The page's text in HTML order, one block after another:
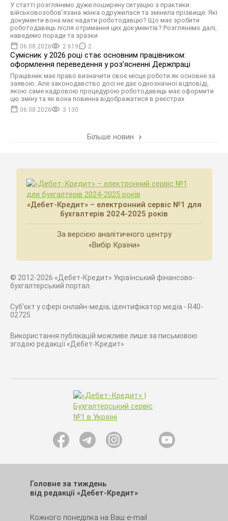
У статті розглянемо дуже поширену ситуацію з практики:
військовозобов’язана жінка одружилася та змінила прізвище. Які
документи вона має надати роботодавцю? Що має зробити
роботодавець після отримання цих документів? Розглянемо далі,
наведемо поради та зразки
06.08.2026 2 619 2
Сумісник у 2026 році стає основним працівником:
оформлення переведення у розʼясненні Держпраці
Працівник має право визначити своє місце роботи як основне за
заявою. Але законодавство досі не дає однозначної відповіді,
якою саме кадровою процедурою роботодавець має оформити
цю зміну та як вона повинна відображатися в реєстрах
06.08.2026 3 130
Більше новин
«Дебет-Кредит» – електронний сервіс №1 для
бухгалтерів 2024-2025 років
За версією аналітичного центру
«Вибір Країни»
© 2012-2026 «Дебет-Кредит» Український фінансово-
бухгалтерський портал.
Суб'єкт у сфері онлайн-медіа; ідентифікатор медіа - R40-
02725
Використання публікацій можливе лише за письмовою
згодою редакції «Дебет-Кредит»
Головне за тиждень
від редакції «Дебет-Кредит»
Кожного понеділка на Ваш e-mail